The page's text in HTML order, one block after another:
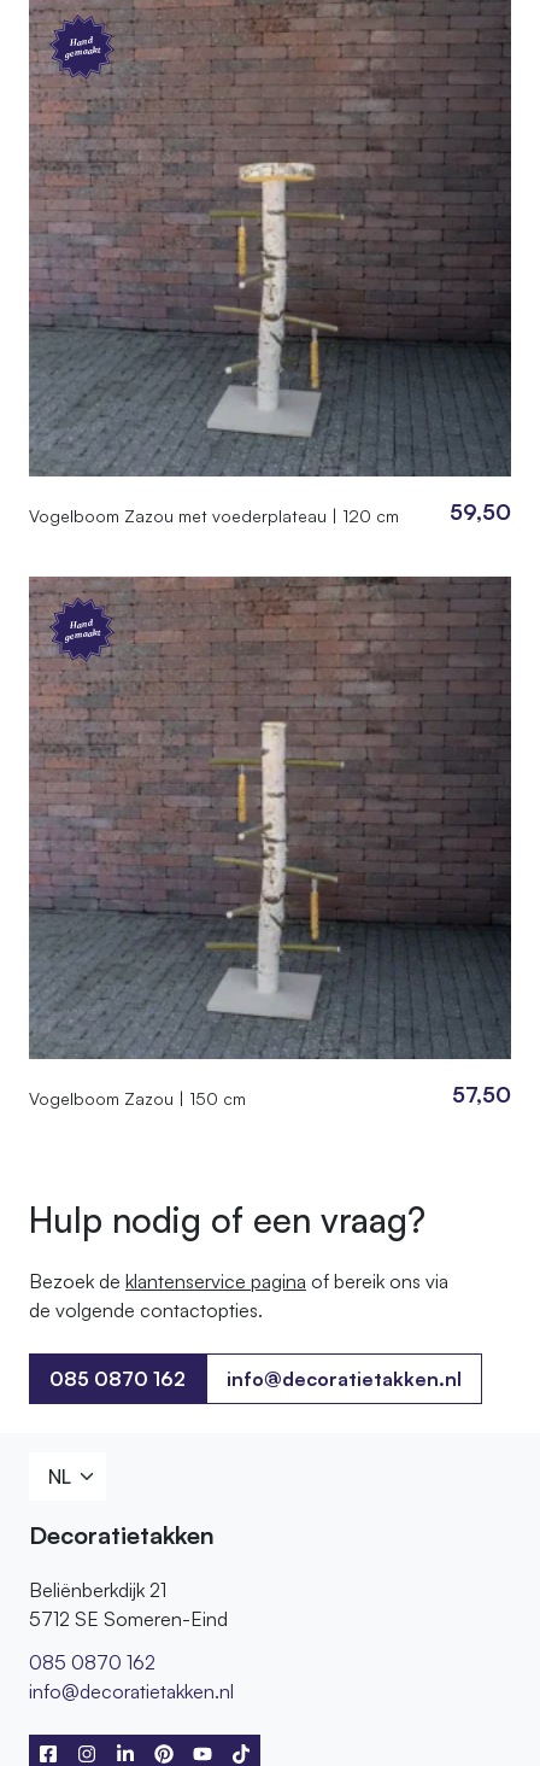
Hand
gemaakt
Vogelboom Zazou met voederplateau | 120 cm 59,50
Hand
gemaakt
Vogelboom Zazou | 150 cm 57,50
Hulp nodig of een vraag?
Bezoek de klantenservice pagina of bereik ons ​​via
de volgende contactopties.
085 0870 162
085 0870 162
info@decoratietakken.nl
Decoratietakken
Beliënberkdijk 21
5712 SE Someren-Eind
085 0870 162
info@decoratietakken.nl